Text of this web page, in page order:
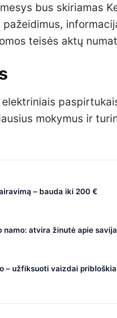
bus skiriamas
teisės aktų
mokymus ir
– bauda iki 200 €
atvira žinutė apie
– užfiksuoti vaizdai